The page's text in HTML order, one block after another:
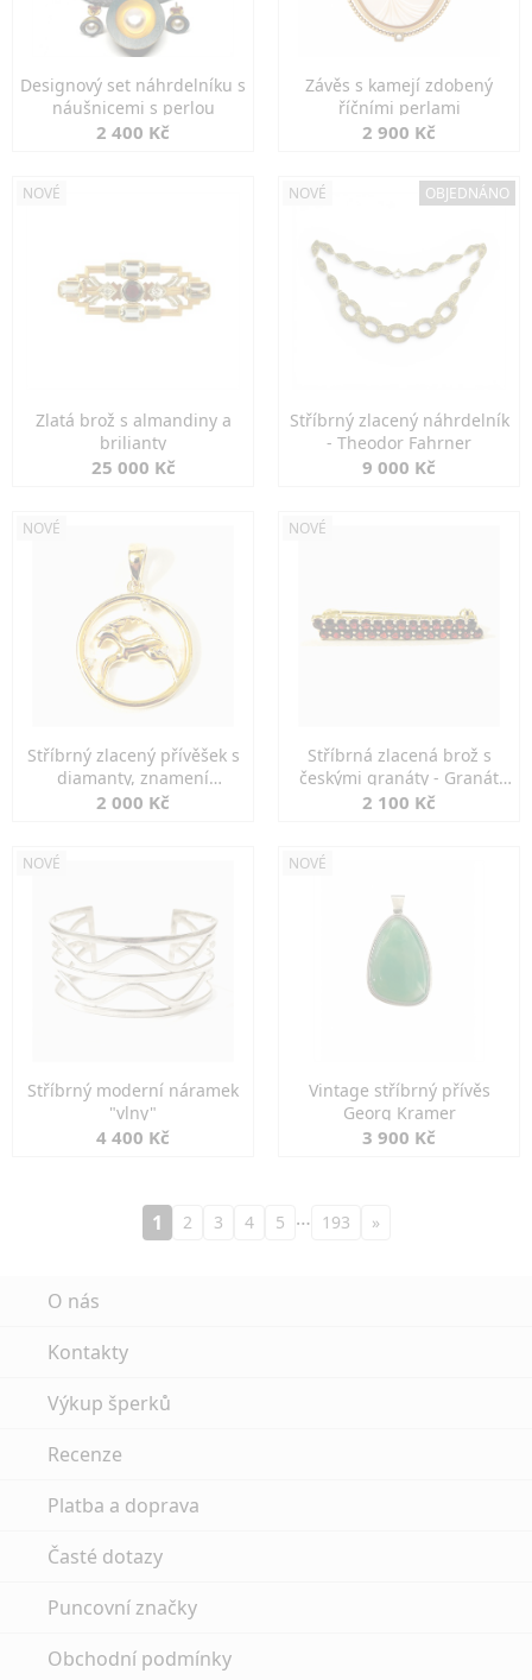
Designový set náhrdelníku s
náušnicemi s perlou
2 400 Kč
Závěs s kamejí zdobený
říčními perlami
2 900 Kč
NOVÉ
Zlatá brož s almandiny a
brilianty
25 000 Kč
NOVÉ OBJEDNÁNO
Stříbrný zlacený náhrdelník
- Theodor Fahrner
9 000 Kč
NOVÉ
Stříbrný zlacený přívěšek s
diamanty, znamení
KOZOROH
2 000 Kč
NOVÉ
Stříbrná zlacená brož s
českými granáty - Granát
Turnov
2 100 Kč
NOVÉ
Stříbrný moderní náramek
"vlny"
4 400 Kč
NOVÉ
Vintage stříbrný přívěs
Georg Kramer
3 900 Kč
1 2 3 4 5 … 193 »
O nás
Kontakty
Výkup šperků
Recenze
Platba a doprava
Časté dotazy
Puncovní značky
Obchodní podmínky